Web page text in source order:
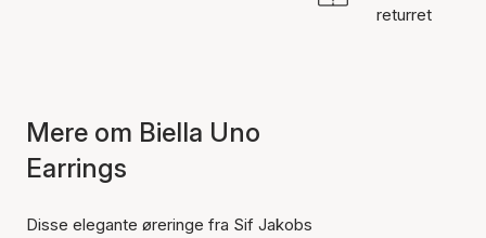
returret
Mere om Biella Uno
Earrings
Disse elegante øreringe fra Sif Jakobs